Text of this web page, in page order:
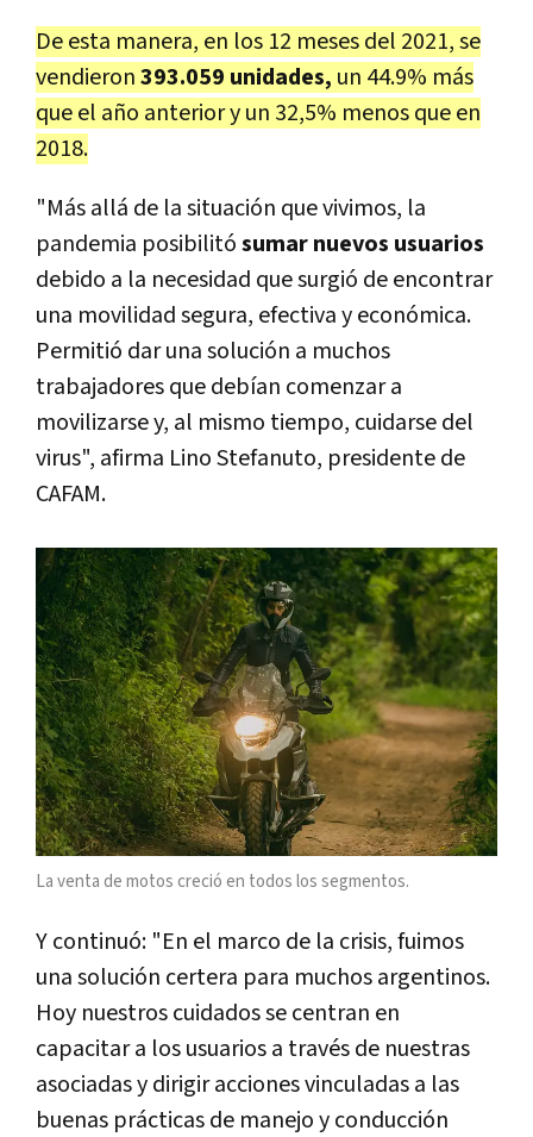
De esta manera, en los 12 meses del 2021, se
vendieron393.059 unidades, un 44.9% más
que el año anterior y un 32,5% menos que en
2018.
"Más allá de la situación que vivimos, la
pandemia posibilitósumar nuevos usuarios
debido a la necesidad que surgió de encontrar
una movilidad segura, efectiva y económica.
Permitió dar una solución a muchos
trabajadores que debían comenzar a
movilizarse y, al mismo tiempo, cuidarse del
virus", afirma Lino Stefanuto, presidente de
CAFAM.
La venta de motos creció en todos los segmentos.
Y continuó: "En el marco de la crisis, fuimos
una solución certera para muchos argentinos.
Hoy nuestros cuidados se centran en
capacitar a los usuarios a través de nuestras
asociadas y dirigir acciones vinculadas a las
buenas prácticas de manejo y conducción